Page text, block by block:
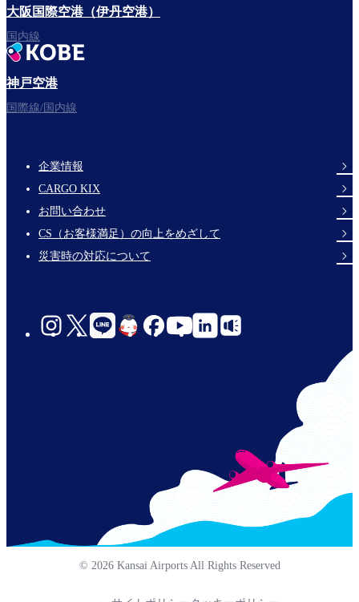
大阪国際空港（伊丹空港）
国内線
神戸空港
国際線/国内線
Footer
Links
企業情報
CARGO KIX
お問い合わせ
CS（お客様満足）の向上をめざして
災害時の対応について
social-
© 2026 Kansai Airports All Rights Reserved